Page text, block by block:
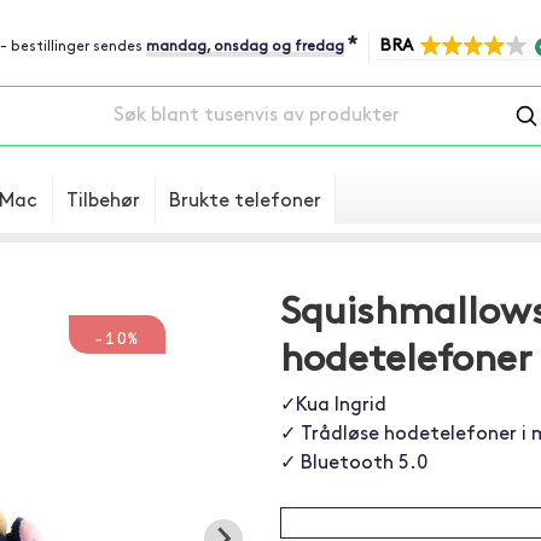
bestillinger sendes mandag, onsdag og fredag * BRA
Mac Tilbehør Brukte telefoner
-10%
✓Kua Ingrid
✓ Trådløse hodetelefoner i
✓ Bluetooth 5.0